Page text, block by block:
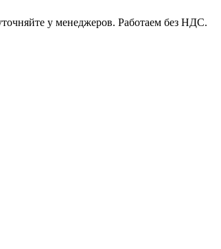
у менеджеров. Работаем без НДС.